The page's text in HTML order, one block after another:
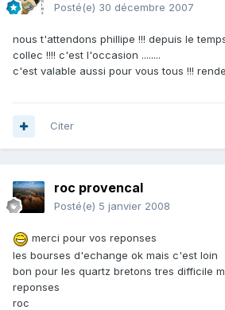
Posté(e) 30 décembre 2007
nous t'attendons phillipe !!! depuis le
collec !!!! c'est l'occasion ........
c'est valable aussi pour vous tous !!!
Citer
roc provencal
Posté(e) 5 janvier 2008
merci pour vos reponses
les bourses d'echange ok mais c'est loin
bon pour les quartz bretons tres difficile
reponses
roc